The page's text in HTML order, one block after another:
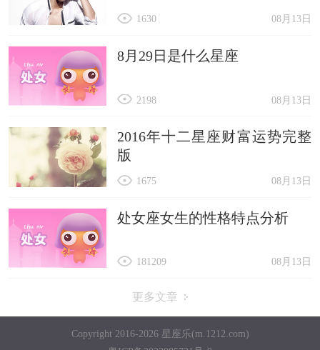
08月13日
1630
8月29日是什么星座
08月13日
2198
2016年十二星座财富运势完整
版
08月13日
1675
处女座女生的性格特点分析
08月13日
181209
更多文章
Copyright 2016-2026 星座乐(m.1212.com)